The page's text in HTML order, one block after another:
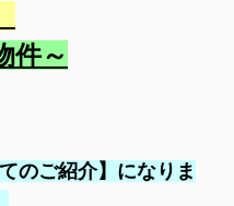
件～
のご紹介】になりま